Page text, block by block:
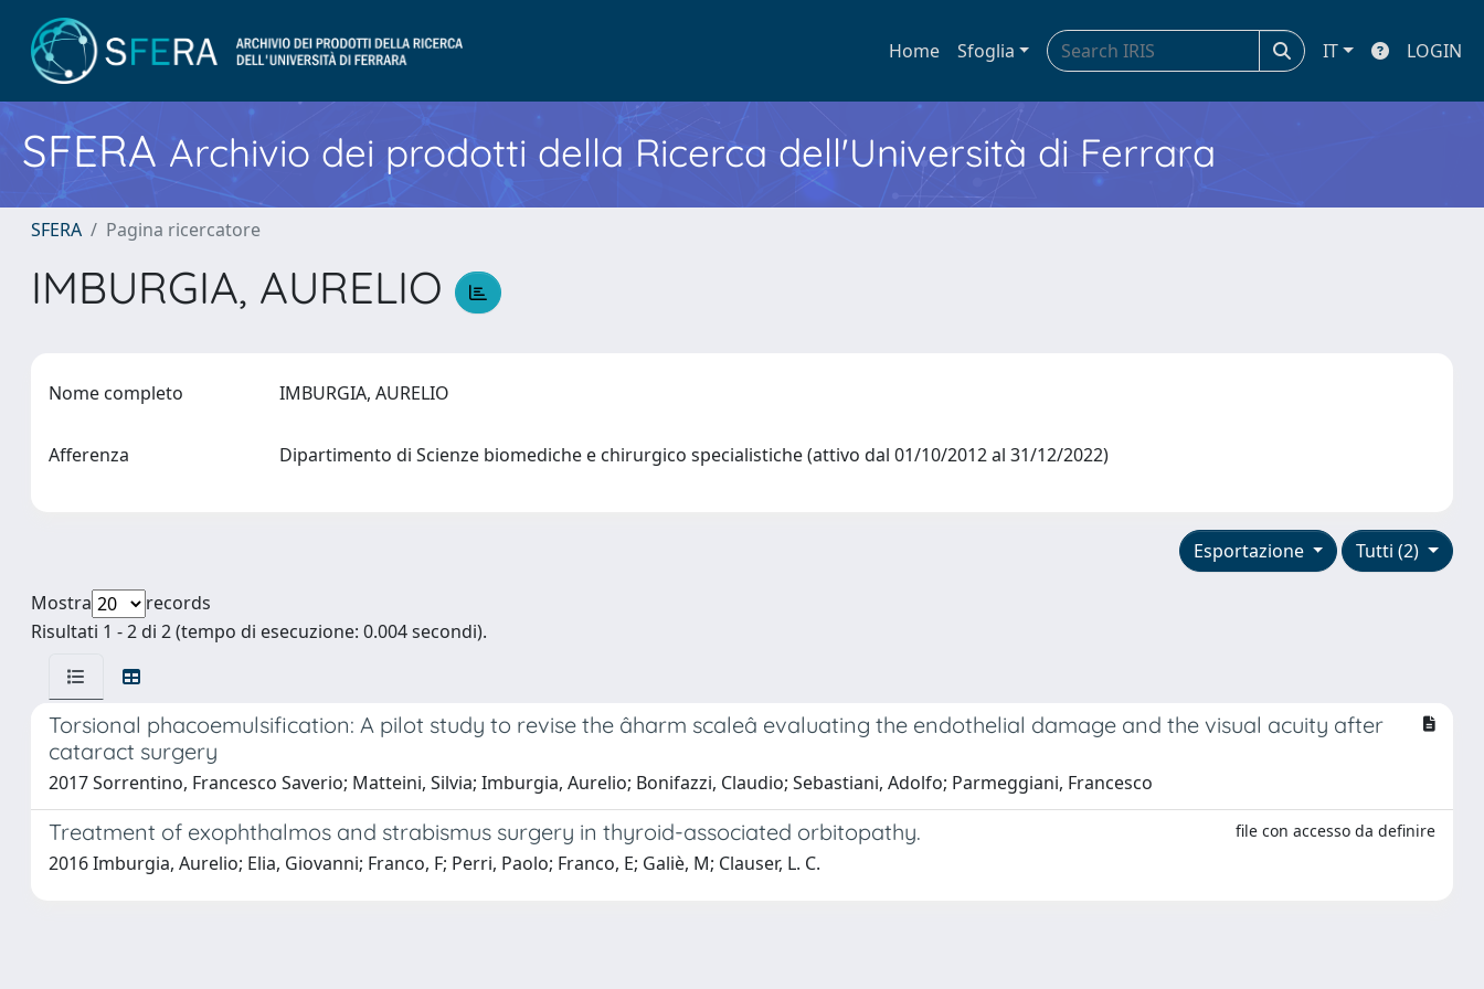
Home Sfoglia IT LOGIN
SFERA Archivio dei prodotti della Ricerca dell'Università di Ferrara
SFERA Pagina ricercatore
IMBURGIA, AURELIO
Nome completo IMBURGIA, AURELIO
Afferenza Dipartimento di Scienze biomediche e chirurgico specialistiche (attivo dal 01/10/2012 al 31/12/2022)
Tutti (2)
Esportazione
Mostra
records
Risultati 1 - 2 di 2 (tempo di esecuzione: 0.004 secondi).
Torsional phacoemulsification: A pilot study to revise the âharm scaleâ evaluating the endothelial damage and the visual acuity after
cataract surgery
2017 Sorrentino, Francesco Saverio; Matteini, Silvia; Imburgia, Aurelio; Bonifazzi, Claudio; Sebastiani, Adolfo; Parmeggiani, Francesco
Treatment of exophthalmos and strabismus surgery in thyroid-associated orbitopathy. file con accesso da definire
2016 Imburgia, Aurelio; Elia, Giovanni; Franco, F; Perri, Paolo; Franco, E; Galiè, M; Clauser, L. C.